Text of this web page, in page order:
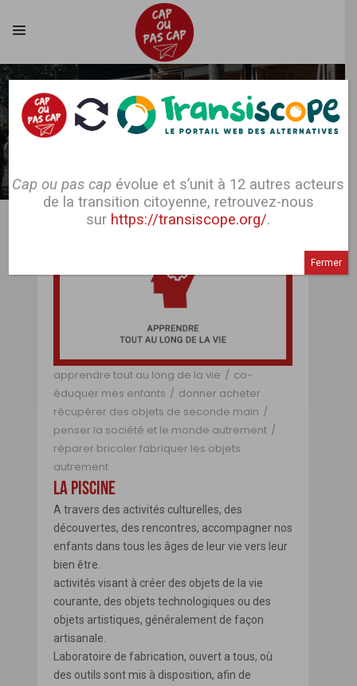
Contacter l'alternative
Message
ENVOYER
Fermer
apprendre tout au long de la vie
co-
éduquer mes enfants
donner acheter
récupérer des objets de seconde main
penser la société et le monde autrement
réparer bricoler fabriquer les objets
autrement
LA PISCINE
A travers des activités culturelles, des
découvertes, des rencontres, accompagner nos
enfants dans tous les âges de leur vie vers leur
bien être.
activités visant à créer des objets de la vie
courante, des objets technologiques ou des
objets artistiques, généralement de façon
artisanale.
Laboratoire de fabrication, ouvert a tous, où
des outils sont mis à disposition, afin de
Cap ou pas cap évolue et s’unit à 12 autres acteurs
de la transition citoyenne, retrouvez-nous
sur https://transiscope.org/.
Fermer